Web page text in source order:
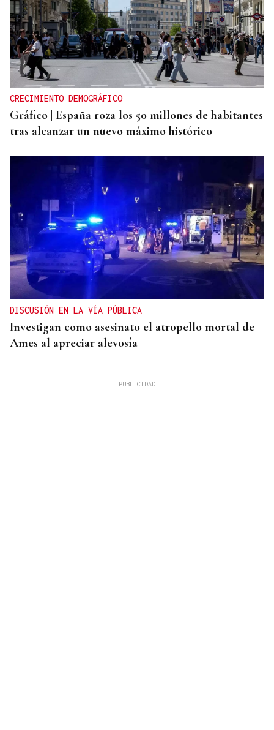
CRECIMIENTO DEMOGRÁFICO
Gráfico | España roza los 50 millones de habitantes
tras alcanzar un nuevo máximo histórico
DISCUSIÓN EN LA VÍA PÚBLICA
Investigan como asesinato el atropello mortal de
Ames al apreciar alevosía